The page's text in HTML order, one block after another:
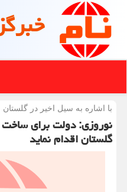
با اشاره به سیل اخیر در گلستان
نوروزی: دولت برای
گلستان اقدام نماید